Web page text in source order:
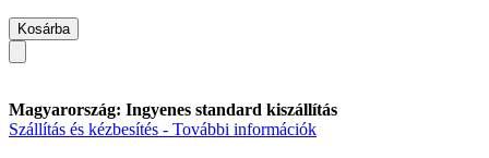
Kosárba
Magyarország: Ingyenes standard kiszállítás
Szállítás és kézbesítés - További információk